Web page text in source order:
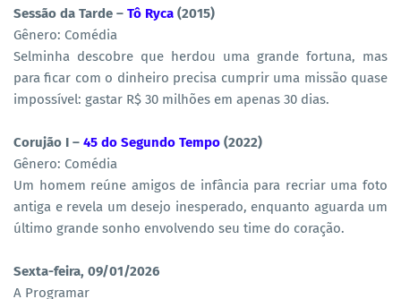
Sessão da Tarde – Tô Ryca (2015)
Gênero: Comédia
Selminha descobre que herdou uma grande fortuna, mas
para ficar com o dinheiro precisa cumprir uma missão quase
impossível: gastar R$ 30 milhões em apenas 30 dias.
Corujão I – 45 do Segundo Tempo (2022)
Gênero: Comédia
Um homem reúne amigos de infância para recriar uma foto
antiga e revela um desejo inesperado, enquanto aguarda um
último grande sonho envolvendo seu time do coração.
Sexta-feira, 09/01/2026
A Programar